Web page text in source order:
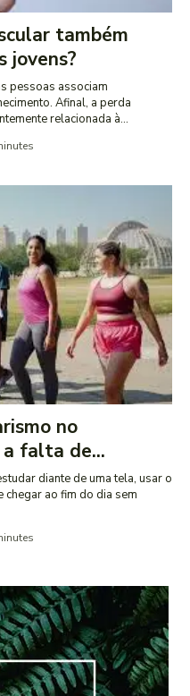
também
jovens?
pessoas associam
Afinal, a perda
relacionada à...
no
falta de...
diante de uma tela, usar o
ao fim do dia sem